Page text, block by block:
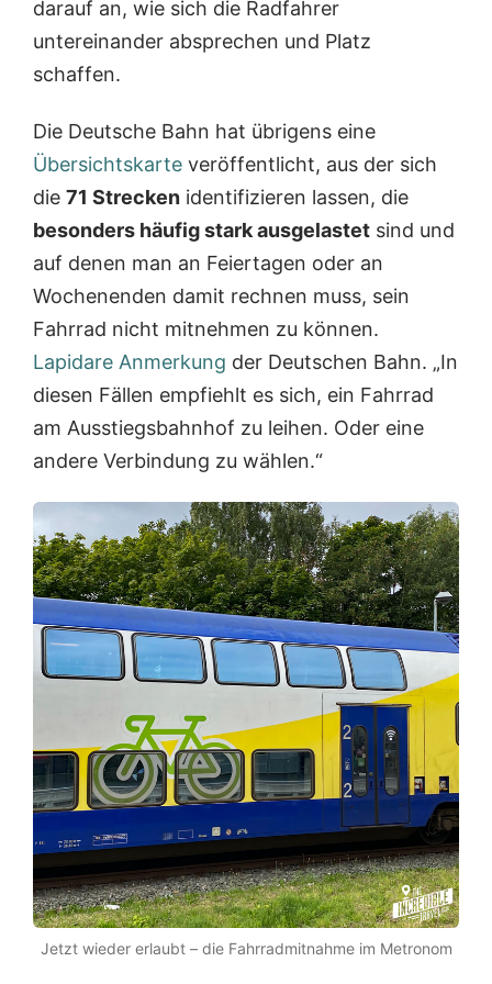
darauf an, wie sich die Radfahrer
untereinander absprechen und Platz
schaffen.
Die Deutsche Bahn hat übrigens eine
Übersichtskarte veröffentlicht, aus der sich
die 71 Strecken identifizieren lassen, die
besonders häufig stark ausgelastet sind und
auf denen man an Feiertagen oder an
Wochenenden damit rechnen muss, sein
Fahrrad nicht mitnehmen zu können.
Lapidare Anmerkung der Deutschen Bahn. „In
diesen Fällen empfiehlt es sich, ein Fahrrad
am Ausstiegsbahnhof zu leihen. Oder eine
andere Verbindung zu wählen.“
Jetzt wieder erlaubt – die Fahrradmitnahme im Metronom